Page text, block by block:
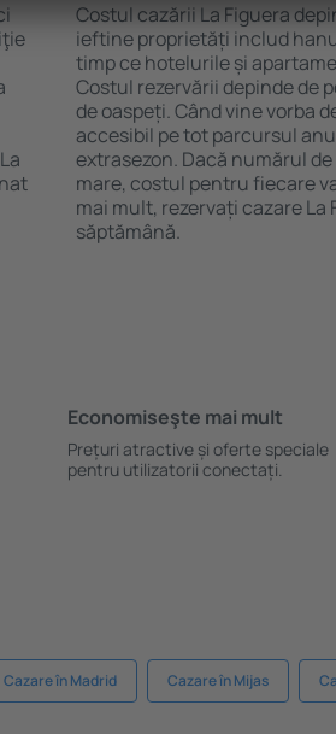
Costul cazării La Figuera
ieftine proprietăți includ
timp ce hotelurile și
Costul rezervării depinde de
de oaspeți. Când vine vorba
accesibil pe tot parcursul
extrasezon. Dacă numărul
mare, costul pentru fiecare
mai mult, rezervați cazare
săptămână.
Economiseşte mai mult
Prețuri atractive și oferte speciale
pentru utilizatorii conectați.
Cazare în Madrid Cazare în Mijas